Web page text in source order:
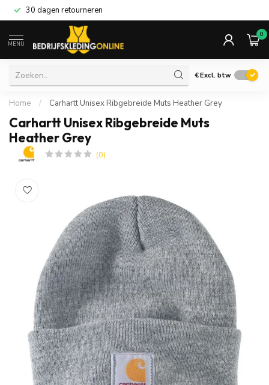
30 dagen retourneren
MENU
0
€Excl. btw
Home / Carhartt Unisex Ribgebreide Muts Heather Grey
Carhartt Unisex Ribgebreide Muts
Heather Grey
(0)